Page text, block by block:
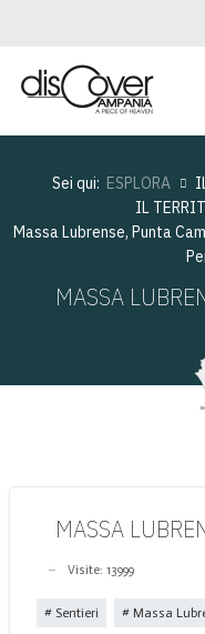
Sei qui: ESPLORA
IL
Massa Lubrense, Punta
MASSA
MASSA
Visite: 13999
Sentieri Massa